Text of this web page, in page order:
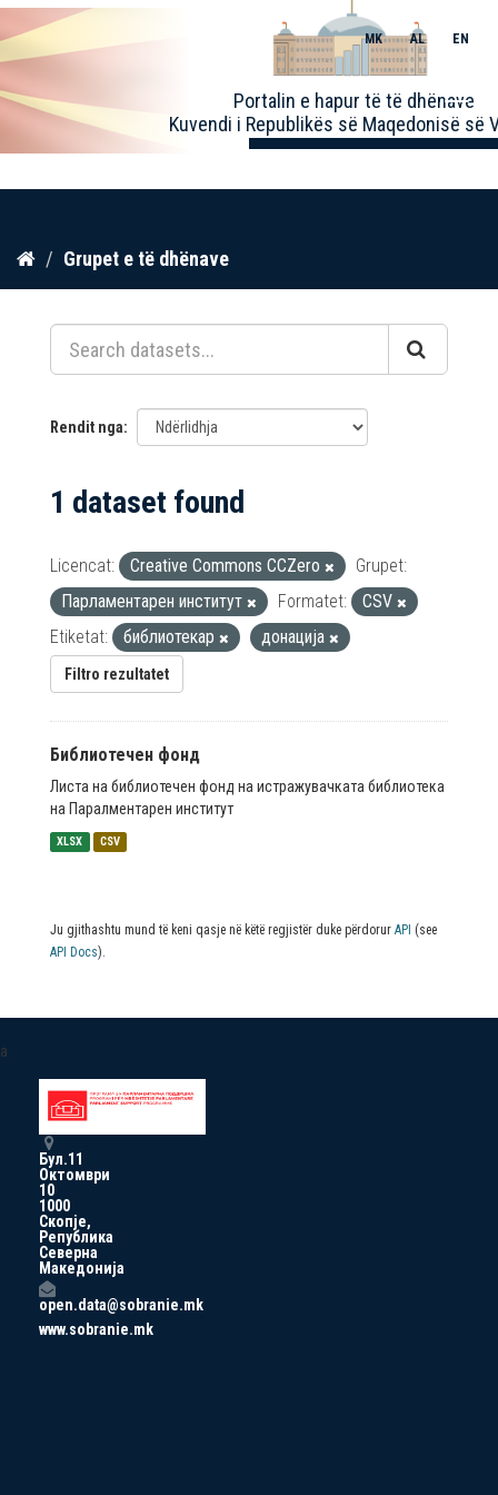
Kalo
përmbajtja
Portalin e hapur të të dhënave
Kuvendi i Republikës së Maqedonisë së
MK AL EN
Toggle
Grupet e të dhënave
Rendit nga
1 dataset found
Licencat: Creative Commons CCZero
Grupet:
Парламентарен институт
Formatet:
CSV
Etiketat:
библиотекар донација
Filtro rezultatet
Библиотечен фонд
Листа на библиотечен фонд на истражувачката библиотека
на Паралментарен институт
XLSX CSV
Ju gjithashtu mund të keni qasje në këtë regjistër duke përdorur API (see
API Docs).
a
Бул.11
Октомври
10
1000
Скопје,
Република
Северна
Македонија
open.data@sobranie.mk
www.sobranie.mk